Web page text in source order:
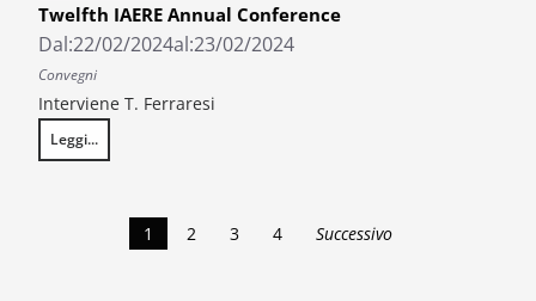
Twelfth IAERE Annual Conference
Dal:22/02/2024al:23/02/2024
Convegni
Interviene T. Ferraresi
Leggi...
Twelfth IAERE Annual Conference
1 2 3 4 Successivo